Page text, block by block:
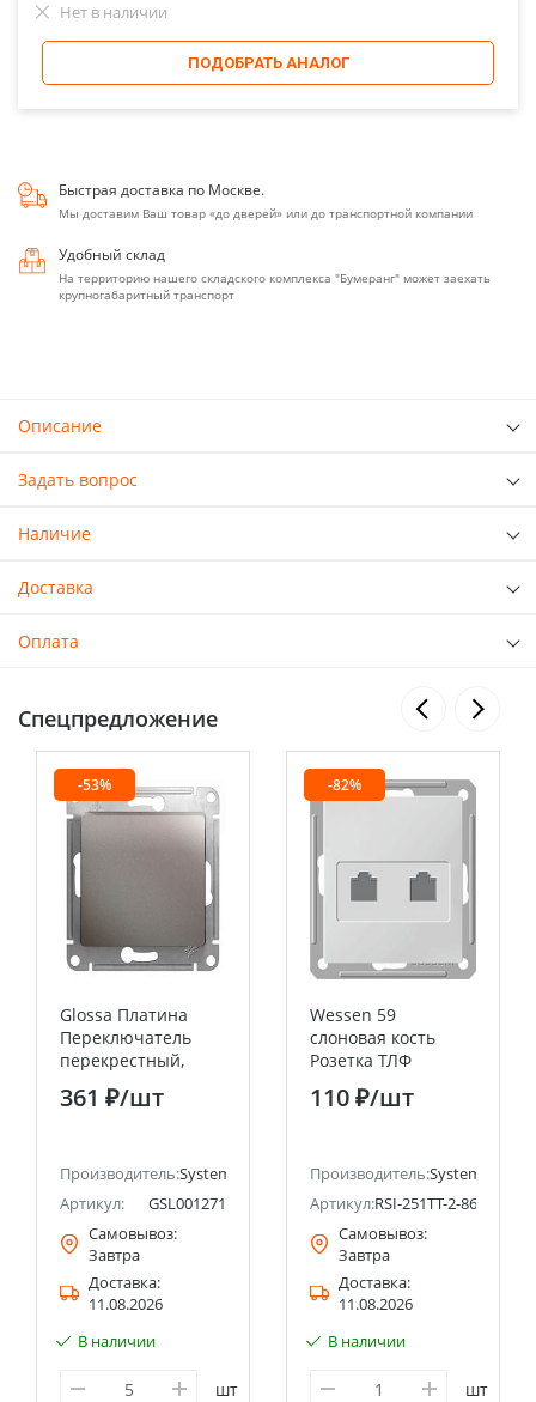
Нет в наличии
ПОДОБРАТЬ АНАЛОГ
Быстрая доставка по Москве.
Мы доставим Ваш товар «до дверей» или до транспортной компании
Удобный склад
На территорию нашего складского комплекса "Бумеранг" может заехать
крупногабаритный транспорт
Описание
Задать вопрос
Наличие
Доставка
Оплата
Спецпредложение
(ранее Schneider Electric)
-53%
Glossa Платина
Переключатель
перекрестный,
сх.7,10AX Systeme
Electric (Schneider
361 ₽/шт
Производитель:Systeme Electric (ранее Schneider Electric)
Артикул:
GSL001271
Самовывоз:
Завтра
Доставка:
11.08.2026
В наличии
шт
-82%
Wessen 59
слоновая кость
Розетка ТЛФ
двойная RJ11
Systeme Electric
110 ₽/шт
Производитель:Systeme
Артикул:RSI-251TT-2-86
Самовывоз:
Завтра
Доставка:
11.08.2026
В наличии
шт